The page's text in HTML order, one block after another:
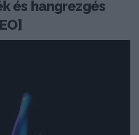
és hangrezgés